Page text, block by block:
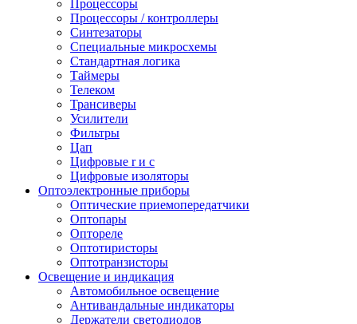
Процессоры
Процессоры / контроллеры
Синтезаторы
Специальные микросхемы
Стандартная логика
Таймеры
Телеком
Трансиверы
Усилители
Фильтры
Цап
Цифровые r и c
Цифровые изоляторы
Оптоэлектронные приборы
Оптические приемопередатчики
Оптопары
Оптореле
Оптотиристоры
Оптотранзисторы
Освещение и индикация
Автомобильное освещение
Антивандальные индикаторы
Держатели светодиодов